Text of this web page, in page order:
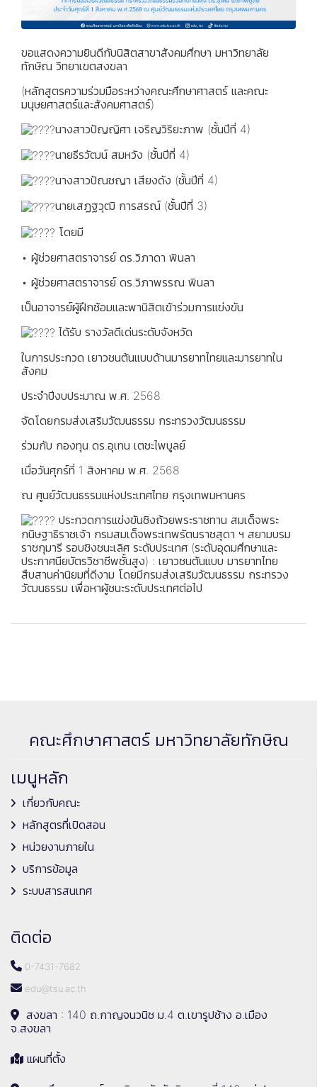
ขอแสดงความยินดีกับนิสิตสาขาสังคมศึกษา มหาวิทยาลัย
ทักษิณ วิทยาเขตสงขลา
(หลักสูตรความร่วมมือระหว่างคณะศึกษาศาสตร์ และคณะ
มนุษยศาสตร์และสังคมศาสตร์)
นางสาวปัญญิศา เจริญวิริยะภาพ (ชั้นปีที่ 4)
นายธีรวัฒน์ สมหวัง (ชั้นปีที่ 4)
นางสาวปัณชญา เสียงดัง (ชั้นปีที่ 4)
นายเสฏฐวุฒิ การสรณ์ (ชั้นปีที่ 3)
โดยมี
• ผู้ช่วยศาสตราจารย์ ดร.วิภาดา พินลา
• ผู้ช่วยศาสตราจารย์ ดร.วิภาพรรณ พินลา
เป็นอาจารย์ผู้ฝึกซ้อมและพานิสิตเข้าร่วมการแข่งขัน
ได้รับ รางวัลดีเด่นระดับจังหวัด
ในการประกวด เยาวชนต้นแบบด้านมารยาทไทยและมารยาทใน
สังคม
ประจำปีงบประมาณ พ.ศ. 2568
จัดโดยกรมส่งเสริมวัฒนธรรม กระทรวงวัฒนธรรม
ร่วมกับ กองทุน ดร.อุเทน เตชะไพบูลย์
เมื่อวันศุกร์ที่ 1 สิงหาคม พ.ศ. 2568
ณ ศูนย์วัฒนธรรมแห่งประเทศไทย กรุงเทพมหานคร
ประกวดการแข่งขันชิงถ้วยพระราชทาน สมเด็จพระ
กนิษฐาธิราชเจ้า กรมสมเด็จพระเทพรัตนราชสุดา ฯ สยามบรม
ราชกุมารี รอบชิงชนะเลิศ ระดับประเทศ (ระดับอุดมศึกษาและ
ประกาศนียบัตรวิชาชีพชั้นสูง) : เยาวชนต้นแบบ มารยาทไทย
สืบสานค่านิยมที่ดีงาม โดยมีกรมส่งเสริมวัฒนธรรม กระทรวง
วัฒนธรรม เพื่อหาผู้ชนะระดับประเทศต่อไป
คณะศึกษาศาสตร์ มหาวิทยาลัยทักษิณ
เมนูหลัก
เกี่ยวกับคณะ
หลักสูตรที่เปิดสอน
หน่วยงานภายใน
บริการข้อมูล
ระบบสารสนเทศ
ติดต่อ
0-7431-7682
edu@tsu.ac.th
สงขลา : 140 ถ.กาญจนวนิช ม.4 ต.เขารูปช้าง อ.เมือง
จ.สงขลา
แผนที่ตั้ง